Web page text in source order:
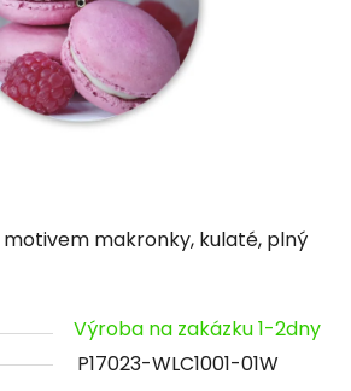
makronky, kulaté, plný
Výroba na zakázku 1-2dny
P17023-WLC1001-01W